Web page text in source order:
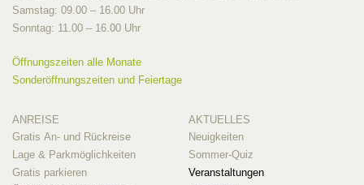
Samstag: 09.00 – 16.00 Uhr
Sonntag: 11.00 – 16.00 Uhr
Öffnungszeiten alle Monate
Sonderöffnungszeiten und Feiertage
ANREISE
Gratis An- und Rückreise
Lage & Parkmöglichkeiten
Gratis parkieren
AKTUELLES
Neuigkeiten
Sommer-Quiz
Veranstaltungen